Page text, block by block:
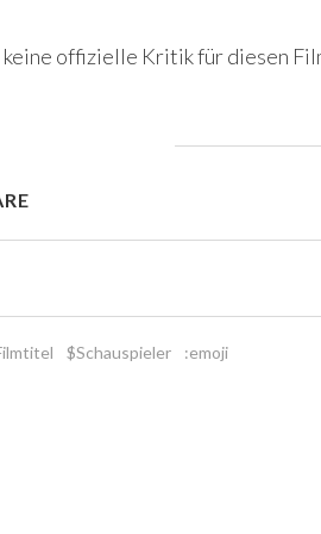
keine offizielle Kritik für diesen
$Schauspieler :emoji